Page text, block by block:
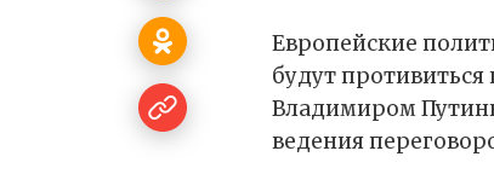
Европейские
будут
Владимиром
ведения